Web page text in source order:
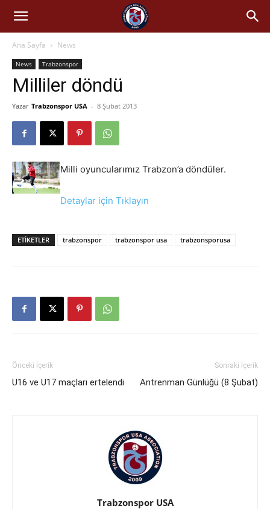
Ana Sayfa News
News Trabzonspor
Milliler döndü
Yazar Trabzonspor USA - 8 Şubat 2013
Milli oyuncularımız Trabzon’a döndüler.
Detaylar için Tıklayın
ETIKETLER trabzonspor trabzonspor usa trabzonsporusa
Önceki İçerik
U16 ve U17 maçları ertelendi
Sonraki İçerik
Antrenman Günlüğü (8 Şubat)
Trabzonspor USA